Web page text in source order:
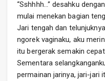
“Sshhhh…” desahku
mulai menekan bagian
Jari tengah dan
ngorek vaginaku, aku
itu bergerak semakin
Sementara
permainan jarinya, jari-jari